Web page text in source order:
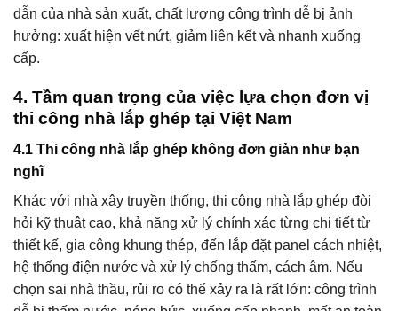
dẫn của nhà sản xuất, chất lượng công trình dễ bị ảnh
hưởng: xuất hiện vết nứt, giảm liên kết và nhanh xuống
cấp.
4. Tầm quan trọng của việc lựa chọn đơn vị
thi công nhà lắp ghép tại Việt Nam
4.1 Thi công nhà lắp ghép không đơn giản như bạn
nghĩ
Khác với nhà xây truyền thống, thi công nhà lắp ghép đòi
hỏi kỹ thuật cao, khả năng xử lý chính xác từng chi tiết từ
thiết kế, gia công khung thép, đến lắp đặt panel cách nhiệt,
hệ thống điện nước và xử lý chống thấm, cách âm. Nếu
chọn sai nhà thầu, rủi ro có thể xảy ra là rất lớn: công trình